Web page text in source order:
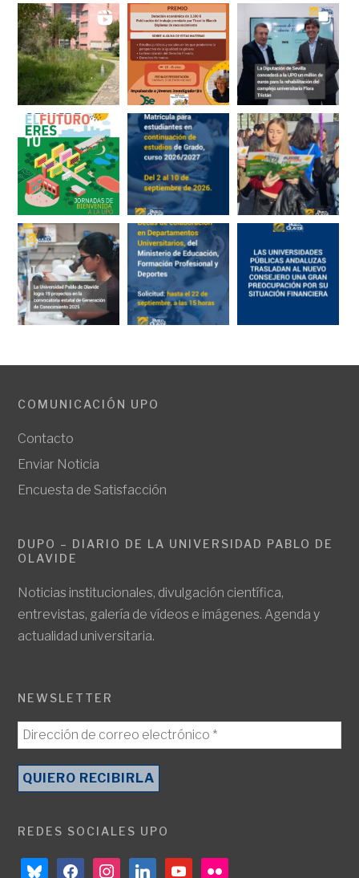
COMUNICACIÓN UPO
Contacto
Enviar Noticia
Encuesta de Satisfacción
DUPO – DIARIO DE LA UNIVERSIDAD PABLO DE
OLAVIDE
Noticias institucionales, divulgación científica,
entrevistas, galería de vídeos e imágenes. Agenda y
actualidad universitaria.
NEWSLETTER
REDES SOCIALES UPO
blueskyfacebookinstagramlinkedinyoutubeflickr